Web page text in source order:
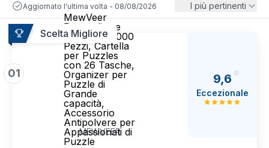
Aggiornato l'ultima volta - 08/08/2026 I più pertinenti
Scelta Migliore
01
MewVeer
Raccoglitore
Puzzle da 1000
Pezzi, Cartella
per Puzzles
con 26 Tasche,
Organizer per
Puzzle di
Grande
capacità,
Accessorio
Antipolvere per
Appassionati di
Puzzle
MEWVEER
9,6
Eccezionale